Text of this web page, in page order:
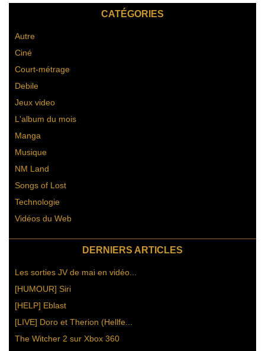
CATÉGORIES
Autre
Ciné
Court-métrage
Debile
Jeux video
L'album du mois
Manga
Musique
NM Land
Songs of Lost
Technologie
Vidéos du Web
DERNIERS ARTICLES
Les sorties JV de mai en vidéo...
[HUMOUR] Siri
[HELP] Eblast
[LIVE] Doro et Therion (Hellfe...
The Witcher 2 sur Xbox 360